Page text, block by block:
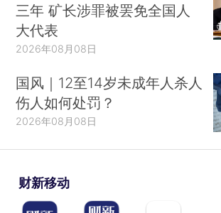
三年 矿长涉罪被罢免全国人
大代表
2026年08月08日
国风｜12至14岁未成年人杀人
伤人如何处罚？
2026年08月08日
财新移动